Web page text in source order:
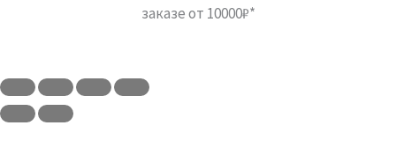
заказе от 10000₽*